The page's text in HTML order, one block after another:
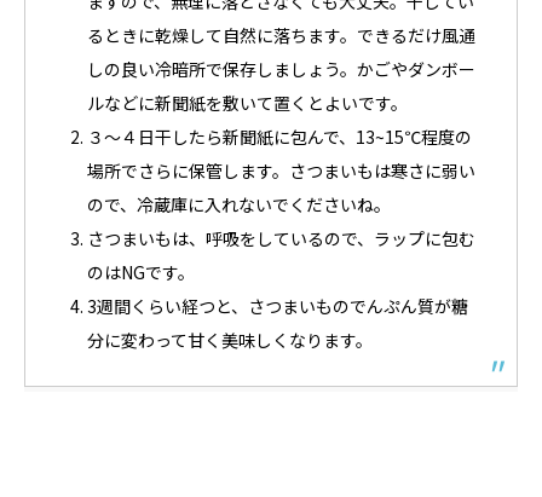
るときに乾燥して自然に落ちます。できるだけ風通
しの良い冷暗所で保存しましょう。かごやダンボー
ルなどに新聞紙を敷いて置くとよいです。
３～４日干したら新聞紙に包んで、13~15℃程度の
場所でさらに保管します。さつまいもは寒さに弱い
ので、冷蔵庫に入れないでくださいね。
さつまいもは、呼吸をしているので、ラップに包む
のはNGです。
3週間くらい経つと、さつまいものでんぷん質が糖
分に変わって甘く美味しくなります。